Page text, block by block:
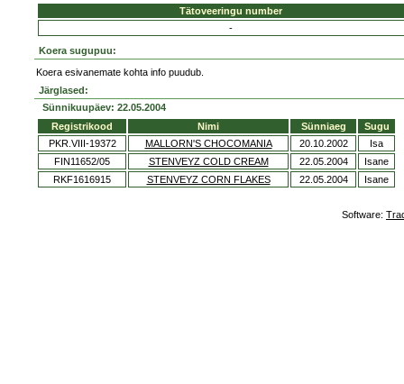
Tätoveeringu number
-
Koera sugupuu:
Koera esivanemate kohta info puudub.
Järglased:
Sünnikuupäev: 22.05.2004
Registrikood
Nimi Sünniaeg
Sugu
PKR.VIII-19372
MALLORN'S CHOCOMANIA 20.10.2002
Isa
FIN11652/05
STENVEYZ COLD CREAM 22.05.2004
Isane
RKF1616915
STENVEYZ CORN FLAKES 22.05.2004 Isane
Software: